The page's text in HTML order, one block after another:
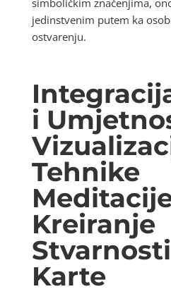
jedinstvenim putem ka
ostvarenju.
i
Tehnike
Kreiranje
Karte